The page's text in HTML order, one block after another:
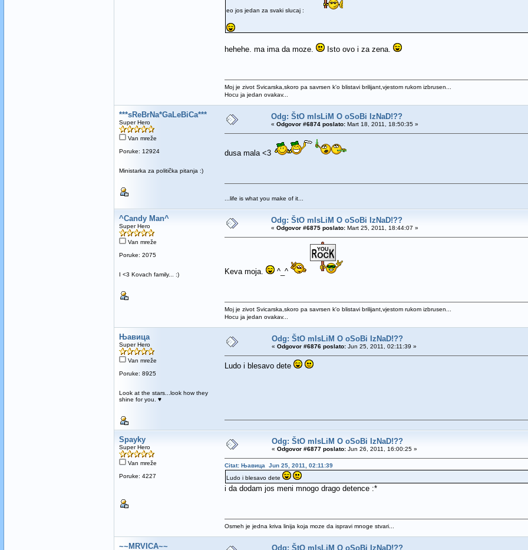
eo jos jedan za svaki slucaj :
hehehe. ma ima da moze. Isto ovo i za zena.
Moj je zivot Svicarska,skoro pa savrsen k'o blistavi brilijant,vjestom rukom izbrusen...
Hocu ja jedan ovakav...
***sReBrNa*GaLeBiCa***
Super Hero
Van mreže
Poruke: 12924
Ministarka za politička pitanja :)
Odg: ŠtO mIsLiM O oSoBi IzNaD!??
« Odgovor #6874 poslato:Mart 18, 2011, 18:50:35 »
dusa mala <3
...life is what you make of it...
^Candy Man^
Super Hero
Van mreže
Poruke: 2075
I <3 Kovach family... :)
Odg: ŠtO mIsLiM O oSoBi IzNaD!??
« Odgovor #6875 poslato:Mart 25, 2011, 18:44:07 »
Keva moja. ^_^
Moj je zivot Svicarska,skoro pa savrsen k'o blistavi brilijant,vjestom rukom izbrusen...
Hocu ja jedan ovakav...
Њавица
Super Hero
Van mreže
Poruke: 8925
Look at the stars...look how they
shine for you. ♥
Odg: ŠtO mIsLiM O oSoBi IzNaD!??
« Odgovor #6876 poslato:Jun 25, 2011, 02:11:39 »
Ludo i blesavo dete
Spayky
Super Hero
Van mreže
Poruke: 4227
Odg: ŠtO mIsLiM O oSoBi IzNaD!??
« Odgovor #6877 poslato:Jun 26, 2011, 16:00:25 »
Citat: Њавица Jun 25, 2011, 02:11:39
Ludo i blesavo dete
i da dodam jos meni mnogo drago detence :*
Osmeh je jedna kriva linija koja moze da ispravi mnoge stvari...
~~MRVICA~~ Odg: ŠtO mIsLiM O oSoBi IzNaD!??